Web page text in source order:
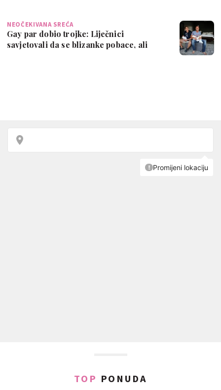
NEOČEKIVANA SREĆA
Gay par dobio trojke: Liječnici
savjetovali da se blizanke pobace, ali
TOP PONUDA